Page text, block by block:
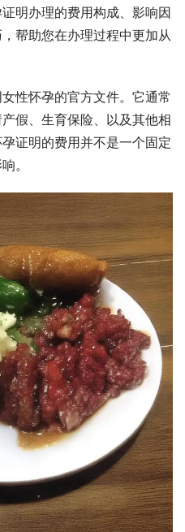
明办理的费用构成、影响因
帮助您在办理过程中更加从
性怀孕的官方文件。它通常
假、生育保险、以及其他相
证明的费用并不是一个固定
。